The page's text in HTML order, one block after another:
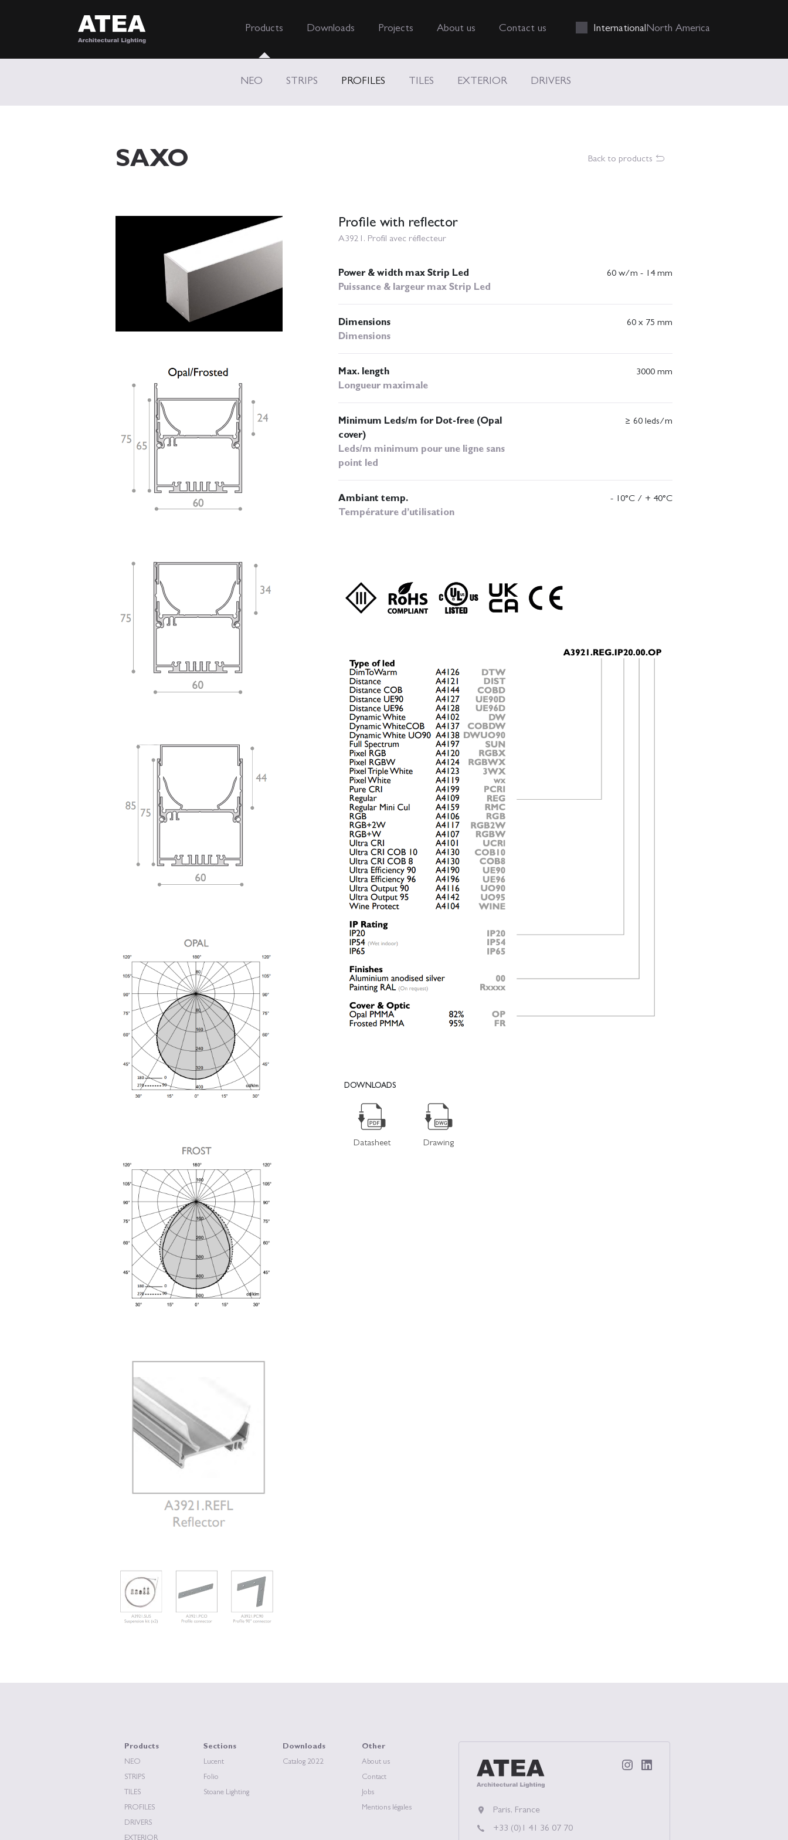
Products
NEO STRIPS PROFILES TILES EXTERIOR DRIVERS
Downloads Projects About us Contact us InternationalNorth America
SAXO Back to products
Profile with reflector
A3921. Profil avec réflecteur
Power & width max Strip Led
Puissance & largeur max Strip Led
60 w/m - 14 mm
Dimensions
Dimensions
60 x 75 mm
Max. length
Longueur maximale
3000 mm
Minimum Leds/m for Dot-free (Opal
cover)
Leds/m minimum pour une ligne sans
point led
≥ 60 leds/m
Ambiant temp.
Température d’utilisation
- 10°C / + 40°C
DOWNLOADS
Datasheet Drawing
Products
NEO
STRIPS
TILES
PROFILES
DRIVERS
EXTERIOR
Sections
Lucent
Folio
Stoane Lighting
Downloads
Catalog 2022
Other
About us
Contact
Jobs
Mentions légales
ATEA, Architectual Lighting
Paris, France
+33 (0)1 41 36 07 70